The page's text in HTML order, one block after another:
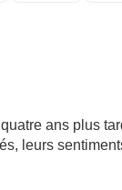
ans plus
leurs